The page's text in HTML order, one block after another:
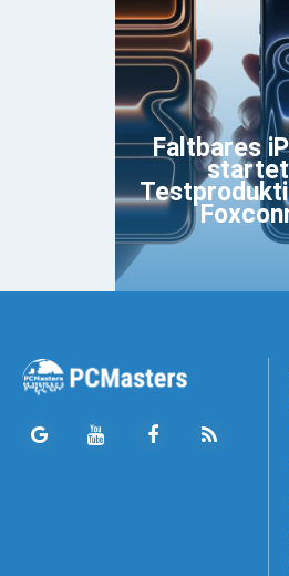
Faltbares
startet